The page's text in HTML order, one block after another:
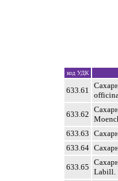
код УДК
633.61
633.62
633.63
633.64
633.65
Labill.